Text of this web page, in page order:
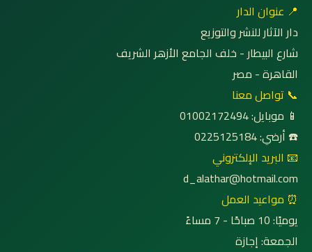
📍 عنوان الدار
دار الآثار للنشر والتوزيع
شارع البيطار - خلف الجامع الأزهر الشريف
القاهرة - مصر
📞 تواصل معنا
📱 موبايل: 01002172494
☎️ أرضي: 0225125184
📧 البريد الإلكتروني
d_alathar@hotmail.com
⏰ مواعيد العمل
يوميًا: 10 صباحًا - 7 مساءً
الجمعة: إجازة